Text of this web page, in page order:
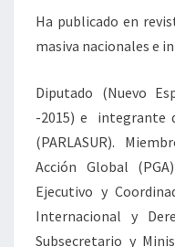
Ha publicado en
masiva nacionales e
Diputado (Nuevo
-2015) e integrante
(PARLASUR).
Acción Global
Ejecutivo y
Internacional y
Subsecretario y